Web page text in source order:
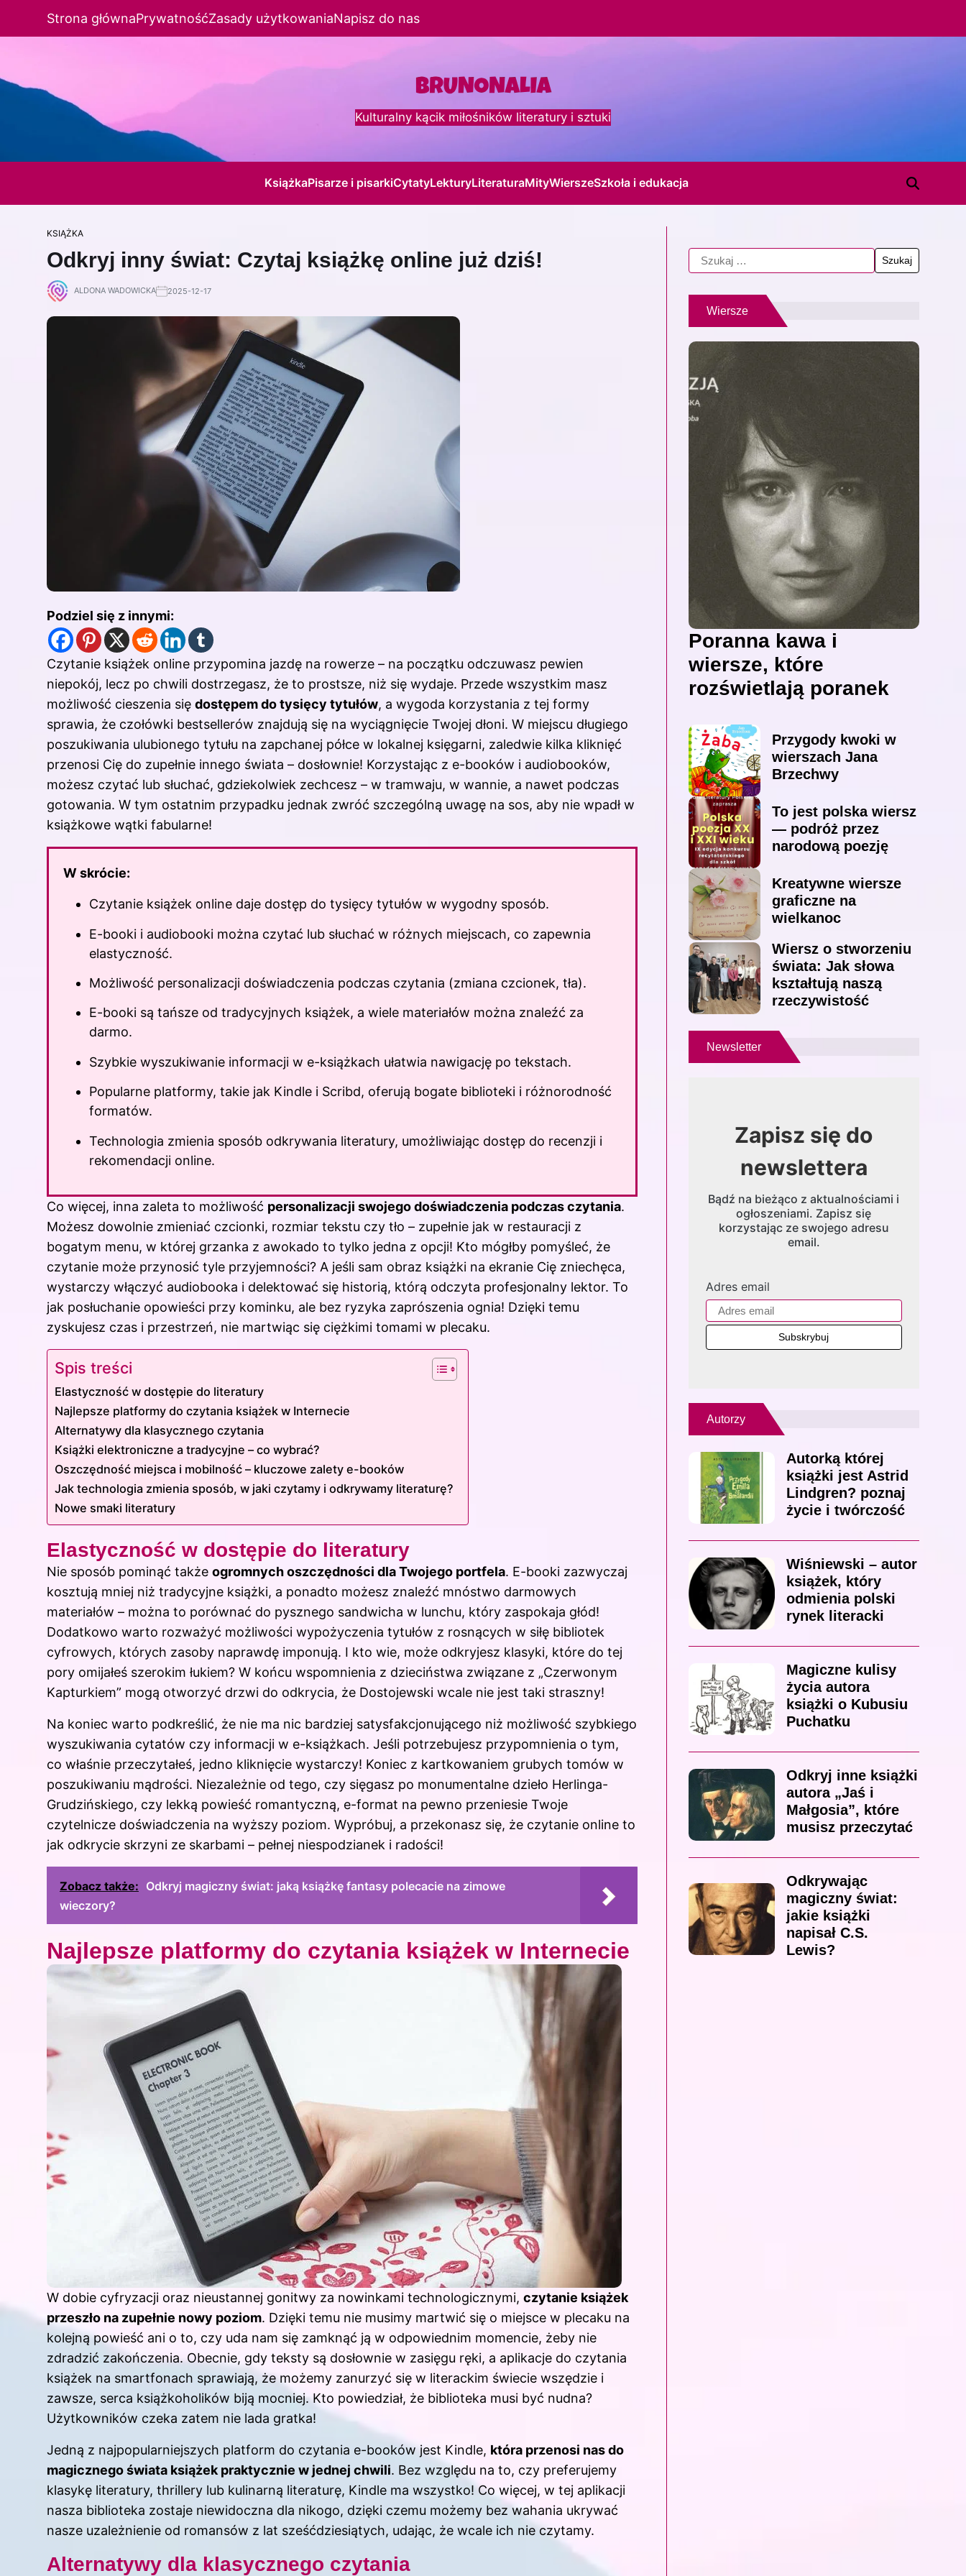
Strona głównaPrywatnośćZasady użytkowaniaNapisz do nas
Kulturalny kącik miłośników literatury i sztuki
KsiążkaPisarze i pisarkiCytatyLekturyLiteraturaMityWierszeSzkoła i edukacja
KSIĄŻKA
Odkryj inny świat: Czytaj książkę online już dziś!
ALDONA WADOWICKA 2025-12-17
Podziel się z innymi:
Czytanie książek online przypomina jazdę na rowerze – na początku odczuwasz pewien
niepokój, lecz po chwili dostrzegasz, że to prostsze, niż się wydaje. Przede wszystkim masz
możliwość cieszenia się dostępem do tysięcy tytułów, a wygoda korzystania z tej formy
sprawia, że czołówki bestsellerów znajdują się na wyciągnięcie Twojej dłoni. W miejscu długiego
poszukiwania ulubionego tytułu na zapchanej półce w lokalnej księgarni, zaledwie kilka kliknięć
przenosi Cię do zupełnie innego świata – dosłownie! Korzystając z e-booków i audiobooków,
możesz czytać lub słuchać, gdziekolwiek zechcesz – w tramwaju, w wannie, a nawet podczas
gotowania. W tym ostatnim przypadku jednak zwróć szczególną uwagę na sos, aby nie wpadł w
książkowe wątki fabularne!
W skrócie:
Czytanie książek online daje dostęp do tysięcy tytułów w wygodny sposób.
E-booki i audiobooki można czytać lub słuchać w różnych miejscach, co zapewnia
elastyczność.
Możliwość personalizacji doświadczenia podczas czytania (zmiana czcionek, tła).
E-booki są tańsze od tradycyjnych książek, a wiele materiałów można znaleźć za
darmo.
Szybkie wyszukiwanie informacji w e-książkach ułatwia nawigację po tekstach.
Popularne platformy, takie jak Kindle i Scribd, oferują bogate biblioteki i różnorodność
formatów.
Technologia zmienia sposób odkrywania literatury, umożliwiając dostęp do recenzji i
rekomendacji online.
Co więcej, inna zaleta to możliwość personalizacji swojego doświadczenia podczas czytania.
Możesz dowolnie zmieniać czcionki, rozmiar tekstu czy tło – zupełnie jak w restauracji z
bogatym menu, w której grzanka z awokado to tylko jedna z opcji! Kto mógłby pomyśleć, że
czytanie może przynosić tyle przyjemności? A jeśli sam obraz książki na ekranie Cię zniechęca,
wystarczy włączyć audiobooka i delektować się historią, którą odczyta profesjonalny lektor. To
jak posłuchanie opowieści przy kominku, ale bez ryzyka zaprószenia ognia! Dzięki temu
zyskujesz czas i przestrzeń, nie martwiąc się ciężkimi tomami w plecaku.
Spis treści
Elastyczność w dostępie do literatury
Najlepsze platformy do czytania książek w Internecie
Alternatywy dla klasycznego czytania
Książki elektroniczne a tradycyjne – co wybrać?
Oszczędność miejsca i mobilność – kluczowe zalety e-booków
Jak technologia zmienia sposób, w jaki czytamy i odkrywamy literaturę?
Nowe smaki literatury
Elastyczność w dostępie do literatury
Nie sposób pominąć także ogromnych oszczędności dla Twojego portfela. E-booki zazwyczaj
kosztują mniej niż tradycyjne książki, a ponadto możesz znaleźć mnóstwo darmowych
materiałów – można to porównać do pysznego sandwicha w lunchu, który zaspokaja głód!
Dodatkowo warto rozważyć możliwości wypożyczenia tytułów z rosnących w siłę bibliotek
cyfrowych, których zasoby naprawdę imponują. I kto wie, może odkryjesz klasyki, które do tej
pory omijałeś szerokim łukiem? W końcu wspomnienia z dzieciństwa związane z „Czerwonym
Kapturkiem” mogą otworzyć drzwi do odkrycia, że Dostojewski wcale nie jest taki straszny!
Na koniec warto podkreślić, że nie ma nic bardziej satysfakcjonującego niż możliwość szybkiego
wyszukiwania cytatów czy informacji w e-książkach. Jeśli potrzebujesz przypomnienia o tym,
co właśnie przeczytałeś, jedno kliknięcie wystarczy! Koniec z kartkowaniem grubych tomów w
poszukiwaniu mądrości. Niezależnie od tego, czy sięgasz po monumentalne dzieło Herlinga-
Grudzińskiego, czy lekką powieść romantyczną, e-format na pewno przeniesie Twoje
czytelnicze doświadczenia na wyższy poziom. Wypróbuj, a przekonasz się, że czytanie online to
jak odkrycie skrzyni ze skarbami – pełnej niespodzianek i radości!
Zobacz także: Odkryj magiczny świat: jaką książkę fantasy polecacie na zimowe
wieczory?
Najlepsze platformy do czytania książek w Internecie
W dobie cyfryzacji oraz nieustannej gonitwy za nowinkami technologicznymi, czytanie książek
przeszło na zupełnie nowy poziom. Dzięki temu nie musimy martwić się o miejsce w plecaku na
kolejną powieść ani o to, czy uda nam się zamknąć ją w odpowiednim momencie, żeby nie
zdradzić zakończenia. Obecnie, gdy teksty są dosłownie w zasięgu ręki, a aplikacje do czytania
książek na smartfonach sprawiają, że możemy zanurzyć się w literackim świecie wszędzie i
zawsze, serca książkoholików biją mocniej. Kto powiedział, że biblioteka musi być nudna?
Użytkowników czeka zatem nie lada gratka!
Jedną z najpopularniejszych platform do czytania e-booków jest Kindle, która przenosi nas do
magicznego świata książek praktycznie w jednej chwili. Bez względu na to, czy preferujemy
klasykę literatury, thrillery lub kulinarną literaturę, Kindle ma wszystko! Co więcej, w tej aplikacji
nasza biblioteka zostaje niewidoczna dla nikogo, dzięki czemu możemy bez wahania ukrywać
nasze uzależnienie od romansów z lat sześćdziesiątych, udając, że wcale ich nie czytamy.
Alternatywy dla klasycznego czytania
Wiersze
Poranna kawa i
wiersze, które
rozświetlają poranek
Przygody kwoki w
wierszach Jana
Brzechwy
To jest polska wiersz
— podróż przez
narodową poezję
Kreatywne wiersze
graficzne na
wielkanoc
Wiersz o stworzeniu
świata: Jak słowa
kształtują naszą
rzeczywistość
Newsletter
Zapisz się do
newslettera
Bądź na bieżąco z aktualnościami i
ogłoszeniami. Zapisz się
korzystając ze swojego adresu
email.
Adres email
Autorzy
Autorką której
książki jest Astrid
Lindgren? poznaj
życie i twórczość
Wiśniewski – autor
książek, który
odmienia polski
rynek literacki
Magiczne kulisy
życia autora
książki o Kubusiu
Puchatku
Odkryj inne książki
autora „Jaś i
Małgosia”, które
musisz przeczytać
Odkrywając
magiczny świat:
jakie książki
napisał C.S.
Lewis?